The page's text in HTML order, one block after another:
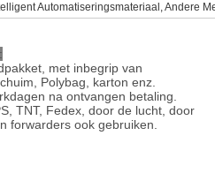
Automatiseringsmateriaal, Andere
met inbegrip van
Polybag, karton enz.
na ontvangen betaling.
TNT, Fedex, door de lucht, door
forwarders ook gebruiken.